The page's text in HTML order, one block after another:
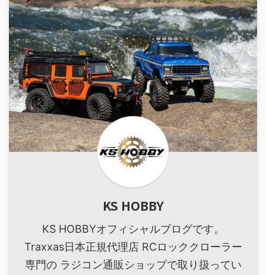
KS HOBBY
KS HOBBYオフィシャルブログです。
Traxxas日本正規代理店 RCロッククローラー
専門の ラジコン通販ショップで取り扱ってい